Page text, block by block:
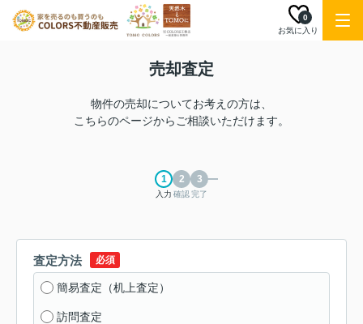
お気に入り
0
売却査定
物件の売却についてお考えの方は、
こちらのページからご相談いただけます。
入力 確認完了
査定方法 必須
簡易査定（机上査定）
訪問査定